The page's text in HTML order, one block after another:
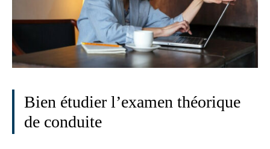
Bien étudier l’examen théorique
de conduite